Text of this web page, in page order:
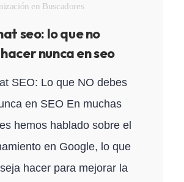
en Buscadores
seo: lo que no
nunca en seo
SEO: Lo que NO debes
en SEO En muchas
hemos hablado sobre el
en Google, lo que
hacer para mejorar la